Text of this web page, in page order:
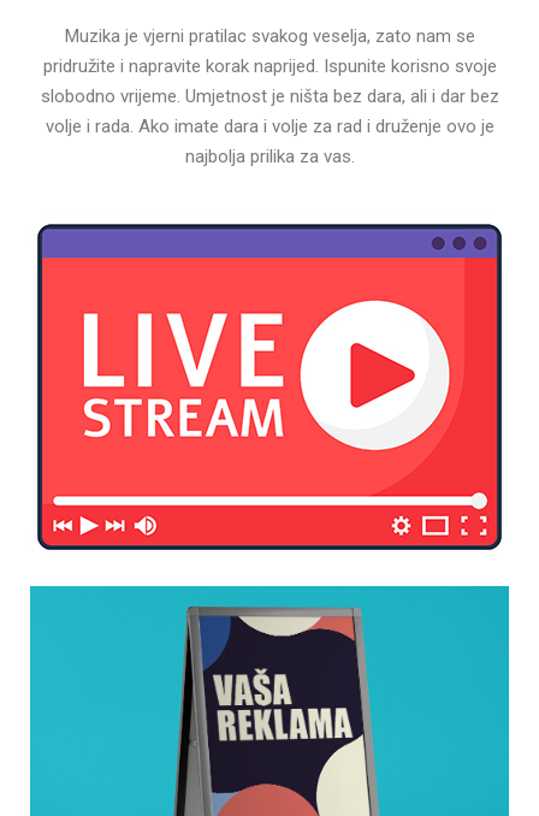
Muzika je vjerni pratilac svakog veselja, zato nam se
pridružite i napravite korak naprijed. Ispunite korisno svoje
slobodno vrijeme. Umjetnost je ništa bez dara, ali i dar bez
volje i rada. Ako imate dara i volje za rad i druženje ovo je
najbolja prilika za vas.